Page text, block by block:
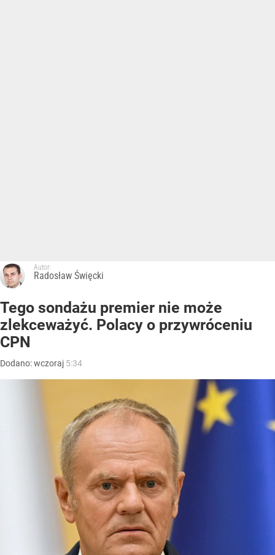
Autor:
Radosław Święcki
Tego sondażu premier nie może
zlekceważyć. Polacy o przywróceniu
CPN
Dodano:wczoraj 5:34